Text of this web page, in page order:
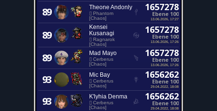
89 Theone Andonly
Phantom
[Chaos]
1657278
Ebene 100
13.06.2026, 17:27
89
Kensei
Kusanagi
Ragnarok
[Chaos]
1657278
Ebene 100
13.06.2026, 17:26
89 Mad Mayo
Cerberus
[Chaos]
1657278
Ebene 100
13.06.2026, 17:26
93 Mic Bay
Cerberus
[Chaos]
1656262
Ebene 100
29.04.2022, 18:08
93 K'lyhia Denma
Cerberus
[Chaos]
1656262
Ebene 100
29.04.2022, 18:08